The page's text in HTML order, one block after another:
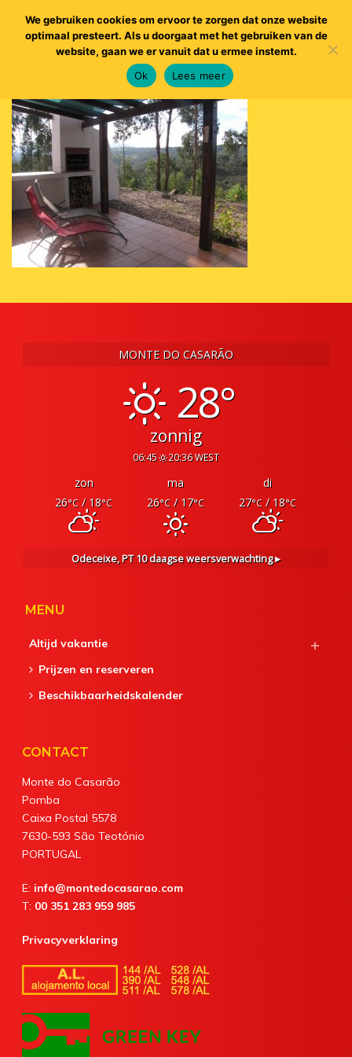
MONTE DO CASARÃO
28°
zonnig
06:45 20:36 WEST
zon ma
di
26°C/ 18°C 26°C/ 17°C 27°C/ 18°C
Odeceixe, PT10 daagse weersverwachting ▸
MENU
Altijd vakantie
Prijzen en reserveren
Beschikbaarheidskalender
CONTACT
Monte do Casarão
Pomba
Caixa Postal 5578
7630-593 São Teotónio
PORTUGAL
E: info@montedocasarao.com
T: 00 351 283 959 985
Privacyverklaring
We gebruiken cookies om ervoor te zorgen dat onze website
optimaal presteert. Als u doorgaat met het gebruiken van de
website, gaan we er vanuit dat u ermee instemt.
Ok
Lees meer